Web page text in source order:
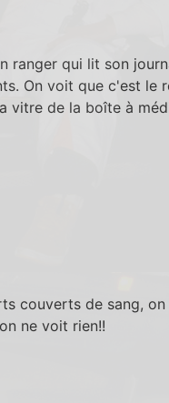
ranger qui lit son
On voit que c'est le
vitre de la boîte à
couverts de sang,
ne voit rien!!